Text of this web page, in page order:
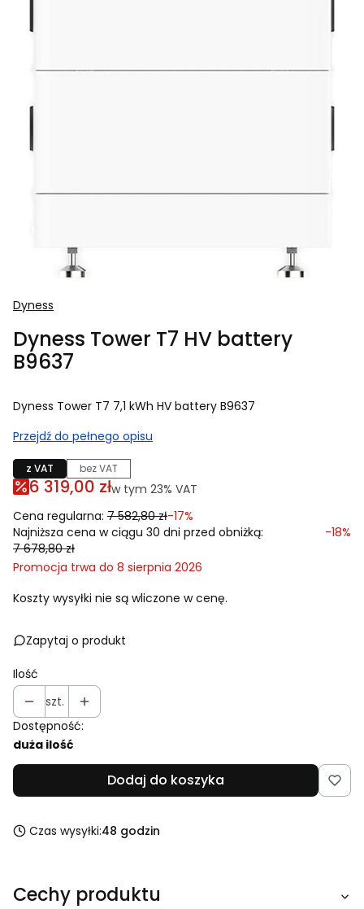
Dyness
Dyness Tower T7 HV battery
B9637
Dyness Tower T7 7,1 kWh HV battery B9637
Przejdź do pełnego opisu
z VAT bez VAT
6 319,00 złw tym 23% VAT
w tym 23% VAT
Cena regularna: 7 582,80 zł-17%
Najniższa cena w ciągu 30 dni przed obniżką:
7 678,80 zł
-18%
Promocja trwa do 8 sierpnia 2026
Koszty wysyłki nie są wliczone w cenę.
Zapytaj o produkt
Ilość
szt.
Dostępność:
duża ilość
Dodaj do koszyka
Czas wysyłki:48 godzin
Cechy produktu